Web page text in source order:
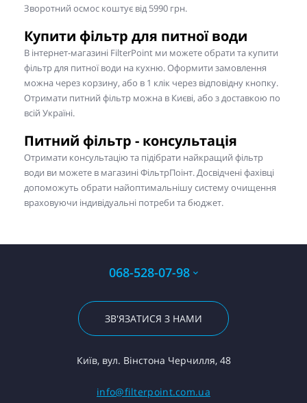
Зворотний осмос коштує від 5990 грн.
Купити фільтр для питної води
В інтернет-магазині FilterPoint ми можете обрати та купити
фільтр для питної води на кухню. Оформити замовлення
можна через корзину, або в 1 клік через відповідну кнопку.
Отримати питний фільтр можна в Києві, або з доставкою по
всій Україні.
Питний фільтр - консультація
Отримати консультацію та підібрати найкращий фільтр
води ви можете в магазині ФільтрПоінт. Досвідчені фахівці
допоможуть обрати найоптимальнішу систему очищення
враховуючи індивідуальні потреби та бюджет.
068-528-07-98
ЗВ'ЯЗАТИСЯ З НАМИ
Київ, вул. Вінстона Черчилля, 48
info@filterpoint.com.ua